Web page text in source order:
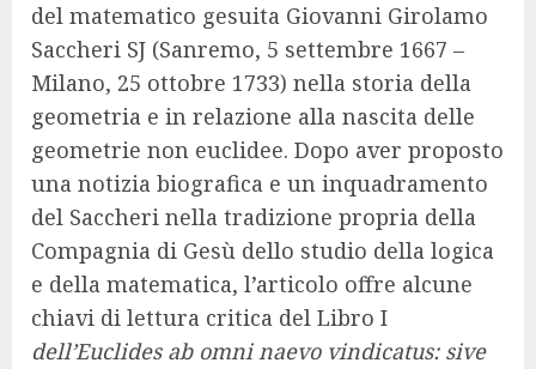
del matematico gesuita Giovanni Girolamo
Saccheri SJ (Sanremo, 5 settembre 1667 –
Milano, 25 ottobre 1733) nella storia della
geometria e in relazione alla nascita delle
geometrie non euclidee. Dopo aver proposto
una notizia biografica e un inquadramento
del Saccheri nella tradizione propria della
Compagnia di Gesù dello studio della logica
e della matematica, l’articolo offre alcune
chiavi di lettura critica del Libro I
dell’Euclides ab omni naevo vindicatus: sive